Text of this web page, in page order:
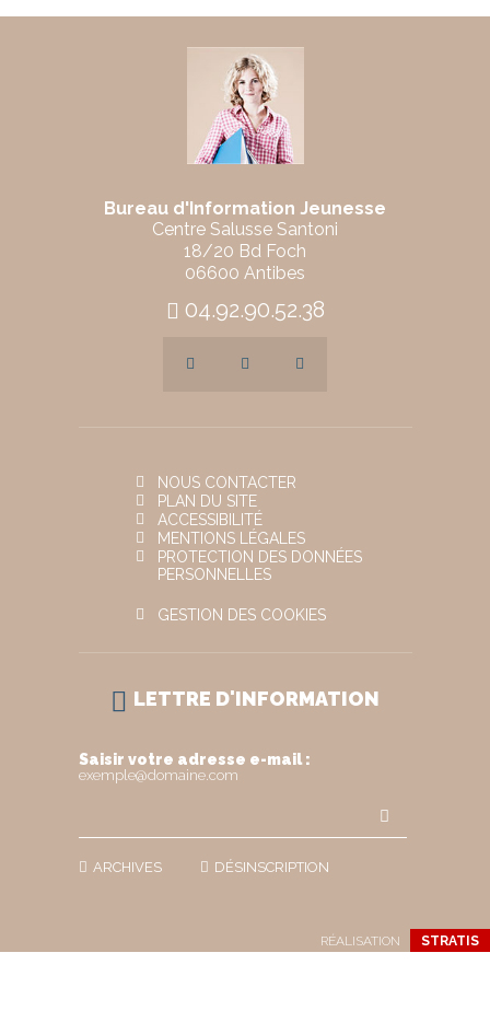
Bureau d'Information Jeunesse
Centre Salusse Santoni
18/20 Bd Foch
06600 Antibes
04.92.90.52.38
NOUS CONTACTER
PLAN DU SITE
ACCESSIBILITÉ
MENTIONS LÉGALES
PROTECTION DES DONNÉES
PERSONNELLES
GESTION DES COOKIES
LETTRE D'INFORMATION
Saisir votre adresse e-mail :
exemple@domaine.com
ARCHIVES DÉSINSCRIPTION
RÉALISATION STRATIS